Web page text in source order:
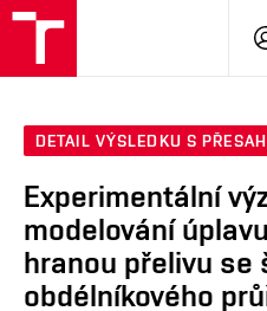
DETAIL VÝSLEDKU S
Experimentální
modelování
hranou přelivu se
obdélníkového